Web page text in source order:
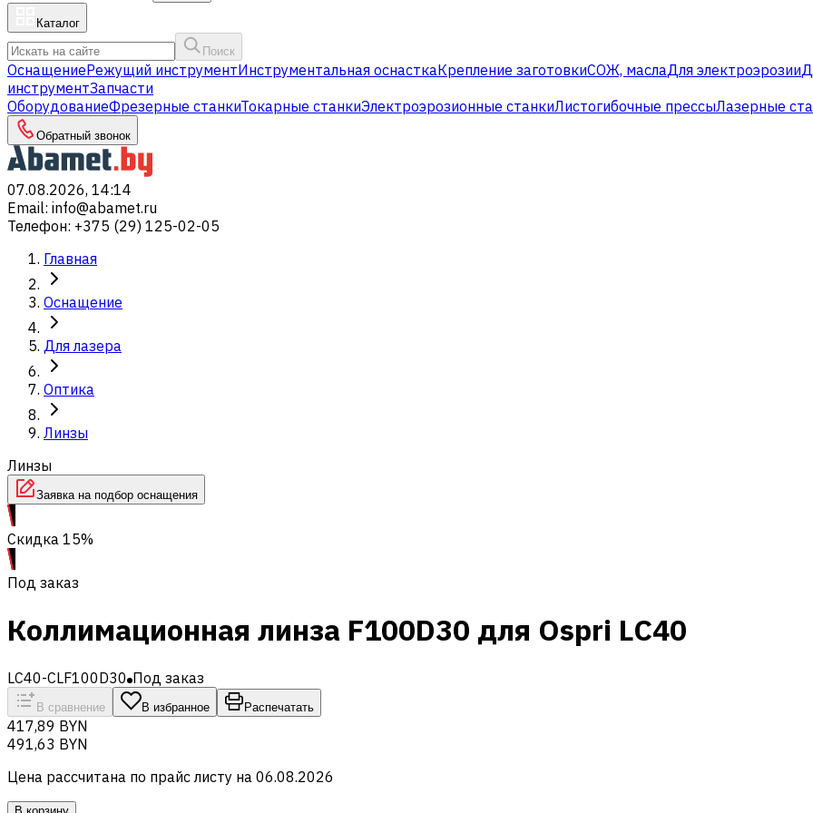
Каталог
Поиск
ОснащениеРежущий инструментИнструментальная оснасткаКрепление заготовкиСОЖ, маслаДля электроэрозии
инструментЗапчасти
ОборудованиеФрезерные станкиТокарные станкиЭлектроэрозионные станкиЛистогибочные прессыЛазерные
Обратный звонок
07.08.2026, 14:14
Email: info@abamet.ru
Телефон: +375 (29) 125-02-05
Главная
Оснащение
Для лазера
Оптика
Линзы
Линзы
Заявка на подбор оснащения
Скидка 15%
Под заказ
Коллимационная линза F100D30 для Ospri LC40
LC40-CLF100D30 Под заказ
В сравнение В избранное Распечатать
417,89 BYN
491,63 BYN
Цена рассчитана по прайс листу на 06.08.2026